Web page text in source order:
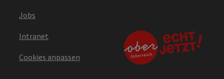
Jobs
Intranet
Cookies anpassen